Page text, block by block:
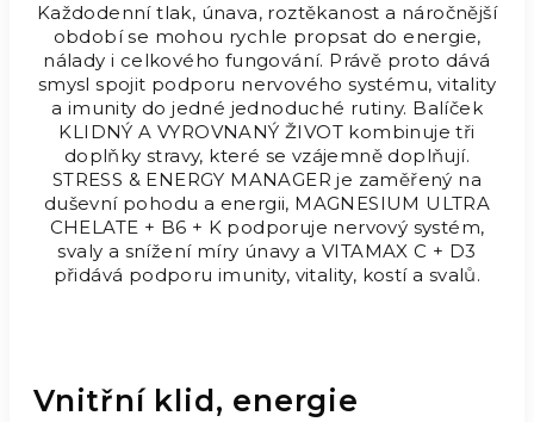
Každodenní tlak, únava, roztěkanost a náročnější
období se mohou rychle propsat do energie,
nálady i celkového fungování. Právě proto dává
smysl spojit podporu nervového systému, vitality
a imunity do jedné jednoduché rutiny. Balíček
KLIDNÝ A VYROVNANÝ ŽIVOT kombinuje tři
doplňky stravy, které se vzájemně doplňují.
STRESS & ENERGY MANAGER je zaměřený na
duševní pohodu a energii, MAGNESIUM ULTRA
CHELATE + B6 + K podporuje nervový systém,
svaly a snížení míry únavy a VITAMAX C + D3
přidává podporu imunity, vitality, kostí a svalů.
Vnitřní klid, energie